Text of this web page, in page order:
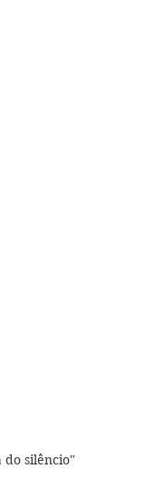
do silêncio"